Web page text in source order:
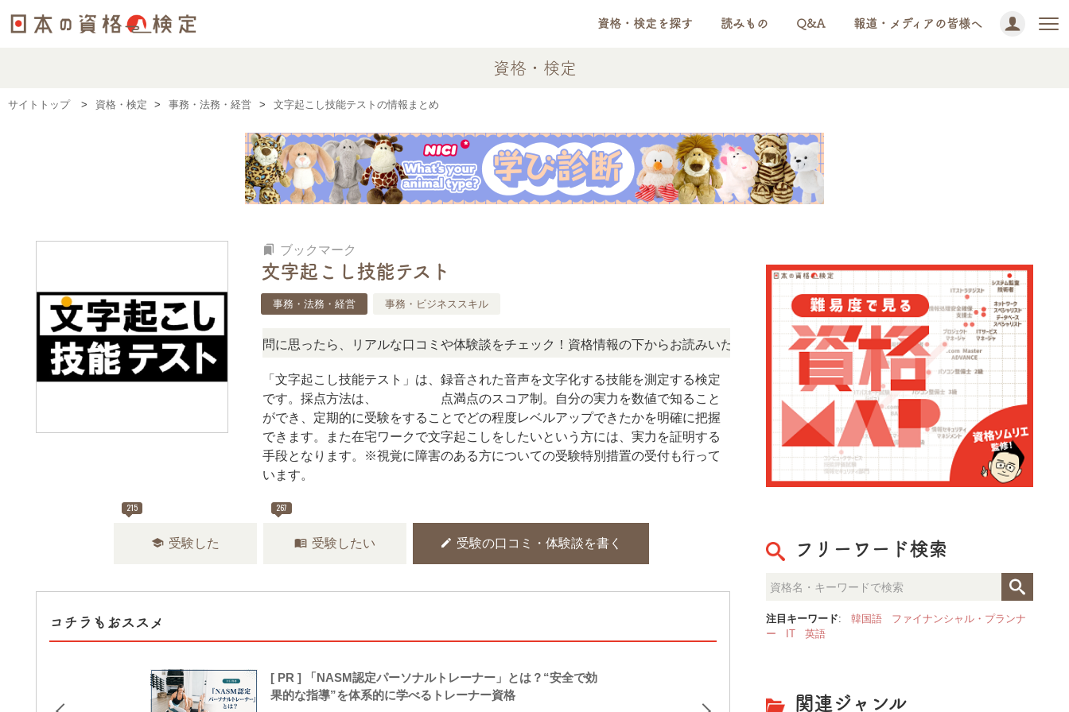
資格・検定を探す 読みもの Q&A 報道・メディアの皆様へ
資格・検定
サイトトップ 資格・検定 事務・法務・経営 文字起こし技能テストの情報まとめ
bookmarks ブックマーク
文字起こし技能テスト
事務・法務・経営 事務・ビジネススキル
、難しい？」「どんな試験？」と疑問に思ったら、リアルな口コミや体験談をチェック！資格情報の下からお読みいただけます。 NEWS! 「この検定、難しい？」「どんな試験？」
「文字起こし技能テスト」は、録音された音声を文字化する技能を測定する検定
です。採点方法は、1000点満点のスコア制。自分の実力を数値で知ること
ができ、定期的に受験をすることでどの程度レベルアップできたかを明確に把握
できます。また在宅ワークで文字起こしをしたいという方には、実力を証明する
手段となります。※視覚に障害のある方についての受験特別措置の受付も行って
います。
215
school 受験した
267
menu_book 受験したい edit 受験の口コミ・体験談を書く
コチラもおススメ
[ PR ] 「NASM認定パーソナルトレーナー」とは？“安全で効
果的な指導”を体系的に学べるトレーナー資格
校正技能検定は、書籍や雑誌の誤字脱字、表
フリーワード検索
注目キーワード: 韓国語
ファイナンシャル・プランナ
ー
IT 英語
関連ジャンル